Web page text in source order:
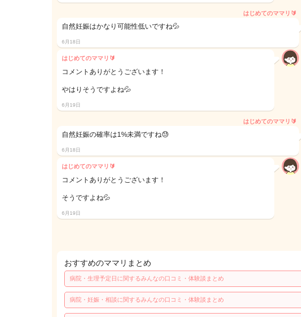
はじめてのママリ🔰
自然妊娠はかなり可能性低いですね💦
6月18日
はじめてのママリ🔰
コメントありがとうございます！
やはりそうですよね💦
6月19日
はじめてのママリ🔰
自然妊娠の確率は1%未満ですね😓
6月18日
はじめてのママリ🔰
コメントありがとうございます！
そうですよね💦
6月19日
おすすめのママリまとめ
病院・生理予定日に関するみんなの口コミ・体験談まとめ
病院・妊娠・相談に関するみんなの口コミ・体験談まとめ